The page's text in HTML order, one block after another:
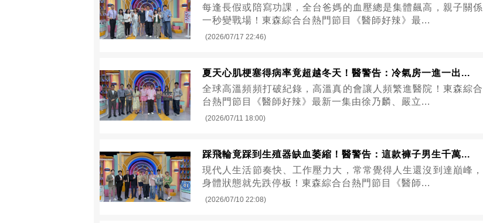
每逢長假或陪寫功課，全台爸媽的血壓總是集體飆高，親子關係
一秒變戰場！東森綜合台熱門節目《醫師好辣》最...
(2026/07/17 22:46)
夏天心肌梗塞得病率竟超越冬天！醫警告：冷氣房一進一出...
全球高溫頻頻打破紀錄，高溫真的會讓人頻繁進醫院！東森綜合
台熱門節目《醫師好辣》最新一集由徐乃麟、嚴立...
(2026/07/11 18:00)
踩飛輪竟踩到生殖器缺血萎縮！醫警告：這款褲子男生千萬...
現代人生活節奏快、工作壓力大，常常覺得人生還沒到達巔峰，
身體狀態就先跌停板！東森綜合台熱門節目《醫師...
(2026/07/10 22:08)